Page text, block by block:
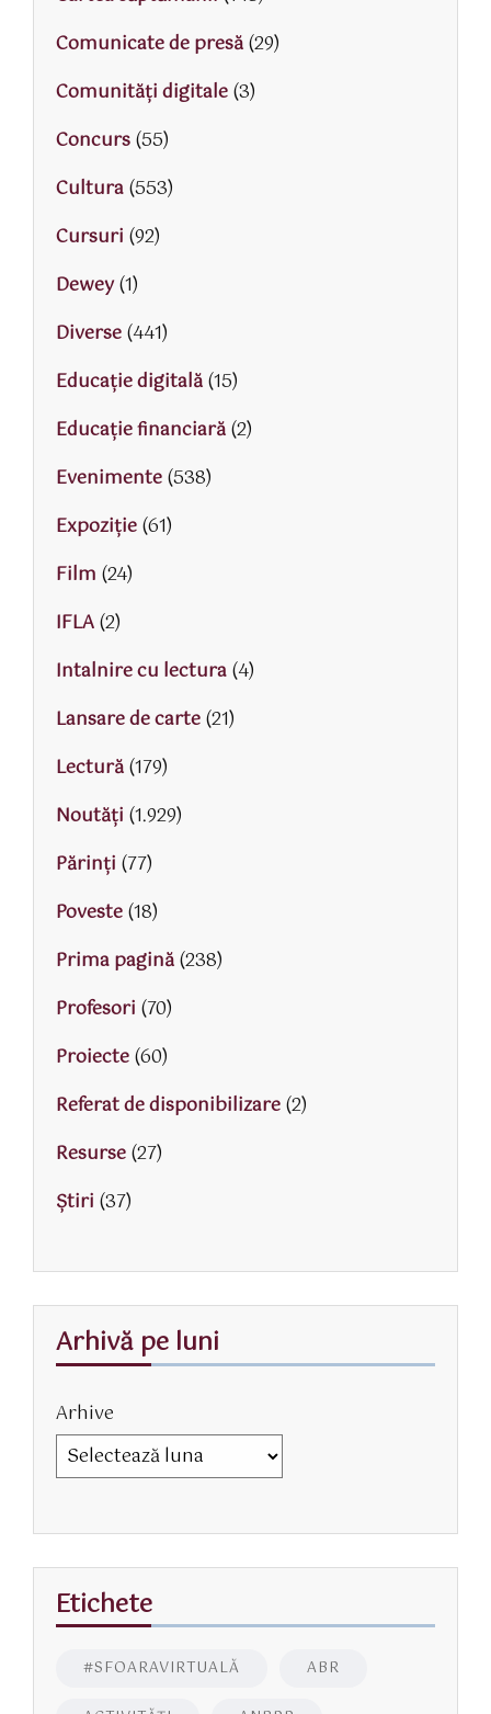
Comunicate de presă(29)
Comunități digitale(3)
Concurs(55)
Cultura(553)
Cursuri (92)
Dewey(1)
Diverse(441)
Educaţie digitală(15)
Educaţie financiară(2)
Evenimente(538)
Expoziție(61)
Film (24)
IFLA(2)
Intalnire cu lectura(4)
Lansare de carte(21)
Lectură(179)
Noutăți (1.929)
Părinţi (77)
Poveste(18)
Prima pagină(238)
Profesori (70)
Proiecte(60)
Referat de disponibilizare(2)
Resurse(27)
Știri (37)
Arhivă pe luni
Arhive
Etichete
#SFOARAVIRTUALĂ ABR